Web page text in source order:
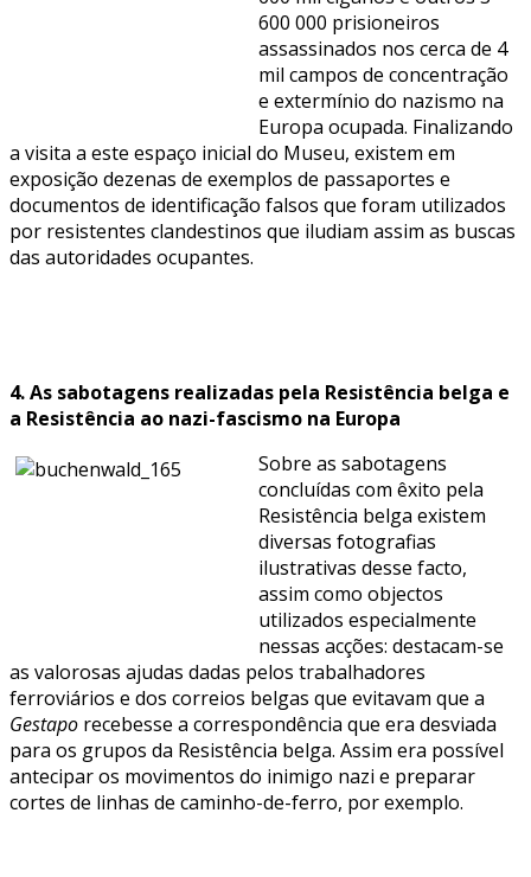
600 000 prisioneiros
assassinados nos cerca de 4
mil campos de concentração
e extermínio do nazismo na
Europa ocupada. Finalizando
a visita a este espaço inicial do Museu, existem em
exposição dezenas de exemplos de passaportes e
documentos de identificação falsos que foram utilizados
por resistentes clandestinos que iludiam assim as buscas
das autoridades ocupantes.
4. As sabotagens realizadas pela Resistência belga e
a Resistência ao nazi-fascismo na Europa
Sobre as sabotagens
concluídas com êxito pela
Resistência belga existem
diversas fotografias
ilustrativas desse facto,
assim como objectos
utilizados especialmente
nessas acções: destacam-se
as valorosas ajudas dadas pelos trabalhadores
ferroviários e dos correios belgas que evitavam que a
Gestapo recebesse a correspondência que era desviada
para os grupos da Resistência belga. Assim era possível
antecipar os movimentos do inimigo nazi e preparar
cortes de linhas de caminho-de-ferro, por exemplo.